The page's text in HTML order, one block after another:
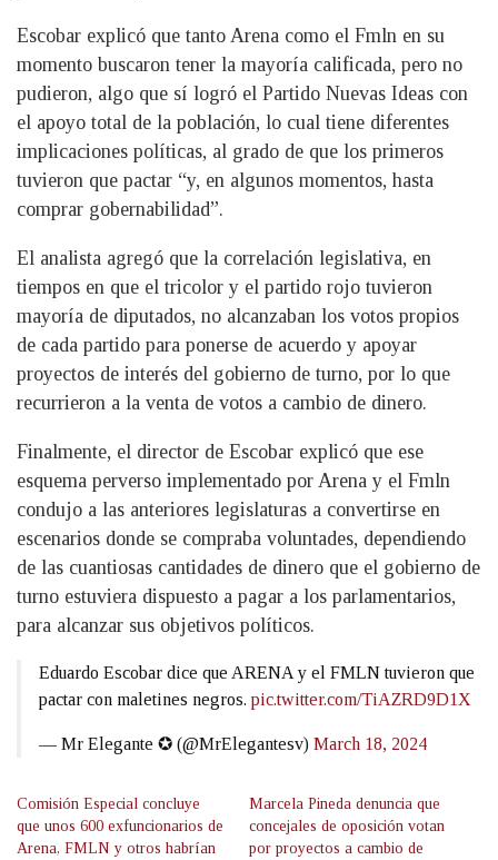
Escobar explicó que tanto Arena como el Fmln en su
momento buscaron tener la mayoría calificada, pero no
pudieron, algo que sí logró el Partido Nuevas Ideas con
el apoyo total de la población, lo cual tiene diferentes
implicaciones políticas, al grado de que los primeros
tuvieron que pactar “y, en algunos momentos, hasta
comprar gobernabilidad”.
El analista agregó que la correlación legislativa, en
tiempos en que el tricolor y el partido rojo tuvieron
mayoría de diputados, no alcanzaban los votos propios
de cada partido para ponerse de acuerdo y apoyar
proyectos de interés del gobierno de turno, por lo que
recurrieron a la venta de votos a cambio de dinero.
Finalmente, el director de Escobar explicó que ese
esquema perverso implementado por Arena y el Fmln
condujo a las anteriores legislaturas a convertirse en
escenarios donde se compraba voluntades, dependiendo
de las cuantiosas cantidades de dinero que el gobierno de
turno estuviera dispuesto a pagar a los parlamentarios,
para alcanzar sus objetivos políticos.
Eduardo Escobar dice que ARENA y el FMLN tuvieron que
pactar con maletines negros. pic.twitter.com/TiAZRD9D1X
— Mr Elegante ✪ (@MrElegantesv) March 18, 2024
Comisión Especial concluye
que unos 600 exfuncionarios de
Arena, FMLN y otros habrían
Marcela Pineda denuncia que
concejales de oposición votan
por proyectos a cambio de